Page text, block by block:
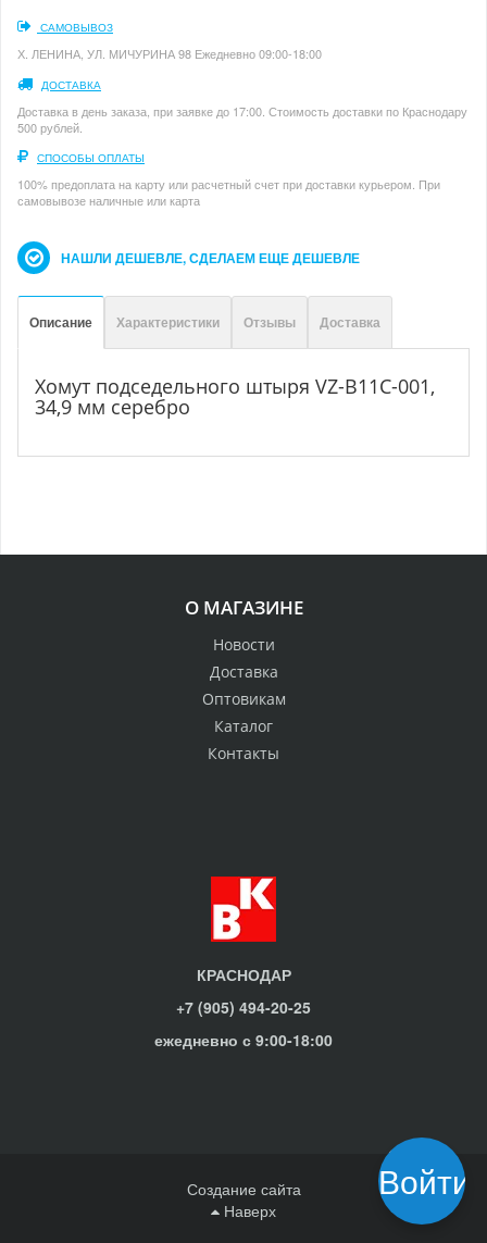
САМОВЫВОЗ
Х. ЛЕНИНА, УЛ. МИЧУРИНА 98 Ежедневно 09:00-18:00
ДОСТАВКА
Доставка в день заказа, при заявке до 17:00. Стоимость доставки по Краснодару
500 рублей.
СПОСОБЫ ОПЛАТЫ
100% предоплата на карту или расчетный счет при доставки курьером. При
самовывозе наличные или карта
НАШЛИ ДЕШЕВЛЕ, СДЕЛАЕМ ЕЩЕ ДЕШЕВЛЕ
Описание Характеристики Отзывы Доставка
Хомут подседельного штыря VZ-B11C-001,
34,9 мм серебро
О МАГАЗИНЕ
Новости
Доставка
Оптовикам
Каталог
Контакты
КРАСНОДАР
+7 (905) 494-20-25
ежедневно с 9:00-18:00
Создание сайта
Наверх
Войти